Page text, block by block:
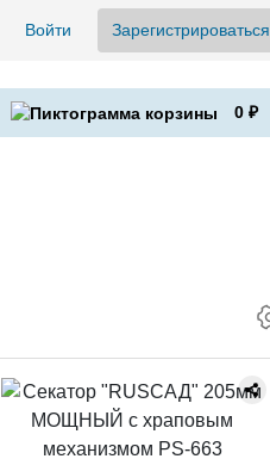
Войти Зарегистрироваться
0 ₽